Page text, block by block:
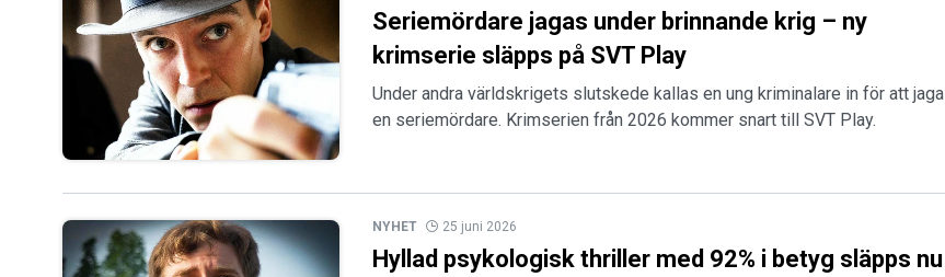
Seriemördare jagas under brinnande krig – ny
krimserie släpps på SVT Play
Under andra världskrigets slutskede kallas en ung kriminalare in för att jaga
en seriemördare. Krimserien från 2026 kommer snart till SVT Play.
NYHET 25 juni 2026
Hyllad psykologisk thriller med 92% i betyg släpps nu